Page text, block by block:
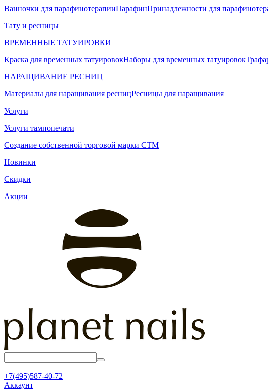
Ванночки для парафинотерапииПарафинПринадлежности для
Тату и ресницы
ВРЕМЕННЫЕ ТАТУИРОВКИ
Краска для временных татуировокНаборы для временных татуировок
НАРАЩИВАНИЕ РЕСНИЦ
Материалы для наращивания ресницРесницы для наращивания
Услуги
Услуги тампопечати
Создание собственной торговой марки СТМ
Новинки
Скидки
Акции
+7(495)587-40-72
Аккаунт